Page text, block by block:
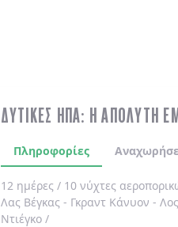
ΔΥΤΙΚΕΣ ΗΠΑ: Η ΑΠΟΛΥΤΗ
Πληροφορίες
12 ημέρες / 10 νύχτες
Λας Βέγκας - Γκραντ Κάνυον -
Ντιέγκο /